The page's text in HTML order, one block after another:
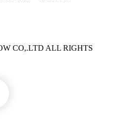
CO,.LTD ALL RIGHTS